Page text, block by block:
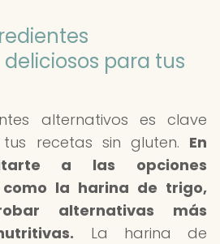
para tus
alternativos es clave
recetas sin gluten. En
a las opciones
como la harina de trigo,
alternativas más
La harina de